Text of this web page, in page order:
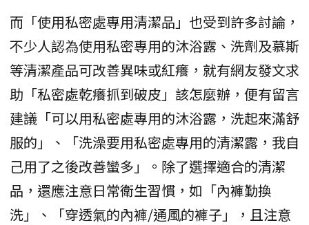
而「使用私密處專用清潔品」也受到許多討論，
不少人認為使用私密專用的沐浴露、洗劑及慕斯
等清潔產品可改善異味或紅癢，就有網友發文求
助「私密處乾癢抓到破皮」該怎麼辦，便有留言
建議「可以用私密處專用的沐浴露，洗起來滿舒
服的」、「洗澡要用私密處專用的清潔露，我自
己用了之後改善蠻多」。除了選擇適合的清潔
品，還應注意日常衛生習慣，如「內褲勤換
洗」、「穿透氣的內褲/通風的褲子」，且注意